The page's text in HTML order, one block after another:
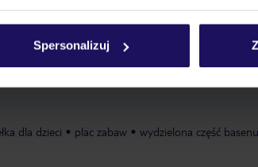
Spersonalizuj
dla dzieci plac zabaw
wydzielona część